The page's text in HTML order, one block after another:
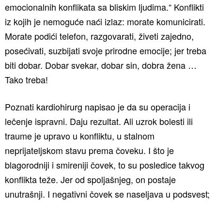
emocionalnih konflikata sa bliskim ljudima.“ Konflikti
iz kojih je nemoguće naći izlaz: morate komunicirati.
Morate podići telefon, razgovarati, živeti zajedno,
posećivati, suzbijati svoje prirodne emocije; jer treba
biti dobar. Dobar svekar, dobar sin, dobra žena …
Tako treba!
Poznati kardiohirurg napisao je da su operacija i
lečenje ispravni. Daju rezultat. Ali uzrok bolesti ili
traume je upravo u konfliktu, u stalnom
neprijateljskom stavu prema čoveku. I što je
blagorodniji i smireniji čovek, to su posledice takvog
konflikta teže. Jer od spoljašnjeg, on postaje
unutrašnji. I negativni čovek se naseljava u podsvest;